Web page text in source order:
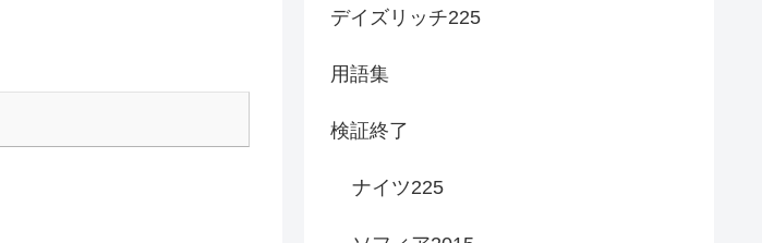
デイズリッチ225
用語集
検証終了
ナイツ225